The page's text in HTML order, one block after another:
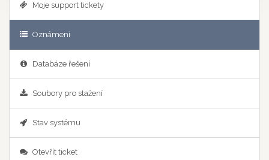
Moje support tickety
Oznámení
Databáze řešení
Soubory pro stažení
Stav systému
Otevřít ticket